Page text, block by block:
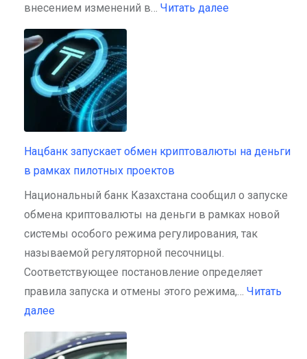
внесением изменений в… Читать далее:
Нацбанк запускает обмен криптовалюты на деньги
в рамках пилотных проектов
Национальный банк Казахстана сообщил о запуске
обмена криптовалюты на деньги в рамках новой
системы особого режима регулирования, так
называемой регуляторной песочницы.
Соответствующее постановление определяет
правила запуска и отмены этого режима,… Читать
далее:
Нацбанк
запускает